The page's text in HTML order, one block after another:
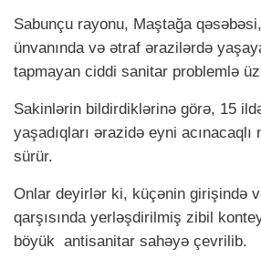
Sabunçu rayonu, Maştağa
ünvanında və ətraf ərazilərdə
tapmayan ciddi sanitar problemlə
Sakinlərin bildirdiklərinə görə, 15
yaşadıqları ərazidə eyni acınacaqlı
sürür.
Onlar deyirlər ki, küçənin girişində
qarşısında yerləşdirilmiş zibil
böyük antisanitar sahəyə çevrilib.